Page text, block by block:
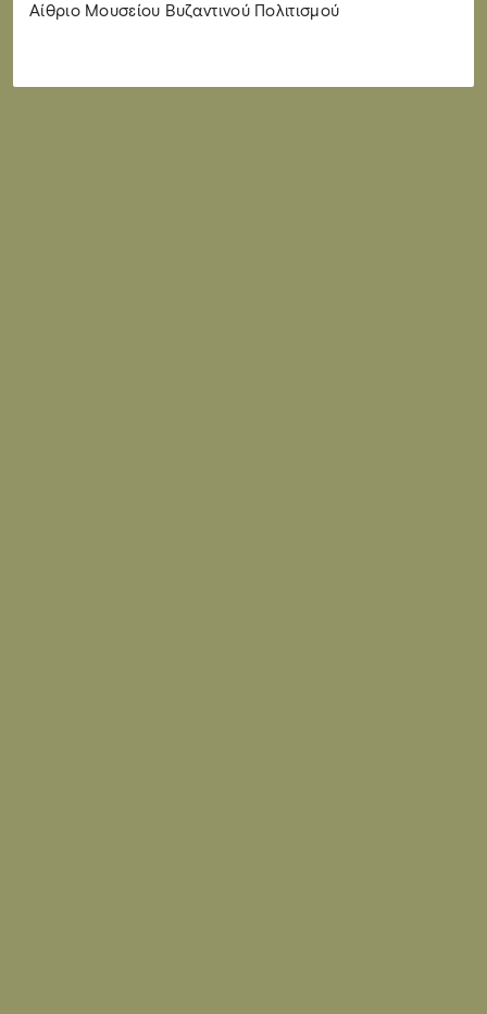
Αίθριο Μουσείου Βυζαντινού Πολιτισμού